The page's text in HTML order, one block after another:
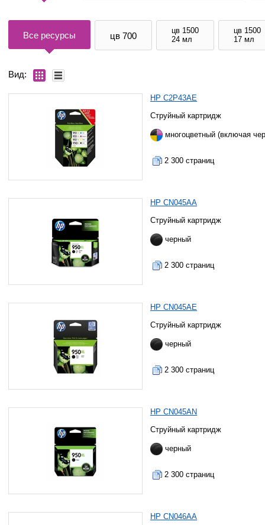
Все ресурсы цв 700
цв 1500
24 мл
цв 1500
17 мл
Вид:
HP C2P43AE
Струйный картридж
многоцветный (включая
2 300 страниц
HP CN045AA
Струйный картридж
черный
2 300 страниц
HP CN045AE
Струйный картридж
черный
2 300 страниц
HP CN045AN
Струйный картридж
черный
2 300 страниц
HP CN046AA